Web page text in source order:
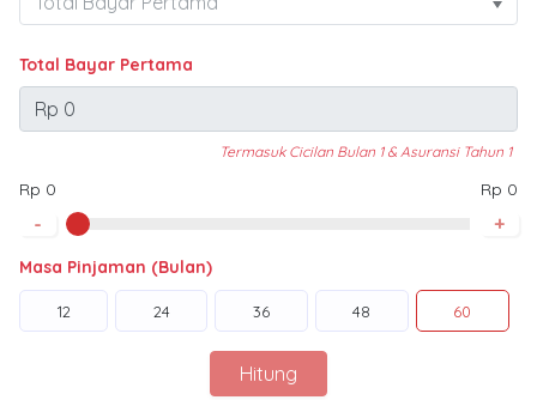
Total Bayar Pertama
Termasuk Cicilan Bulan 1 & Asuransi Tahun 1
Rp 0 Rp 0
- +
Masa Pinjaman (Bulan)
12 24 36 48 60
Hitung